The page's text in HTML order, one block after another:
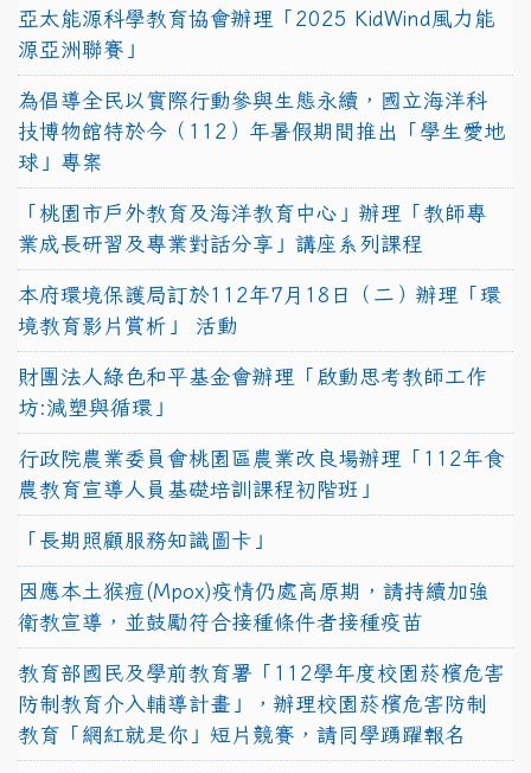
亞太能源科學教育協會辦理「2025 KidWind風力能
源亞洲聯賽」
為倡導全民以實際行動參與生態永續，國立海洋科
技博物館特於今（112）年暑假期間推出「學生愛地
球」專案
「桃園市戶外教育及海洋教育中心」辦理「教師專
業成長研習及專業對話分享」講座系列課程
本府環境保護局訂於112年7月18日（二）辦理「環
境教育影片賞析」 活動
財團法人綠色和平基金會辦理「啟動思考教師工作
坊:減塑與循環」
行政院農業委員會桃園區農業改良場辦理「112年食
農教育宣導人員基礎培訓課程初階班」
「長期照顧服務知識圖卡」
因應本土猴痘(Mpox)疫情仍處高原期，請持續加強
衛教宣導，並鼓勵符合接種條件者接種疫苗
教育部國民及學前教育署「112學年度校園菸檳危害
防制教育介入輔導計畫」，辦理校園菸檳危害防制
教育「網紅就是你」短片競賽，請同學踴躍報名